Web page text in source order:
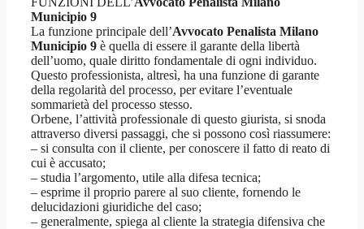
Municipio 9
La funzione principale dell’Avvocato Penalista Milano
Municipio 9 è quella di essere il garante della libertà
dell’uomo, quale diritto fondamentale di ogni individuo.
Questo professionista, altresì, ha una funzione di garante
della regolarità del processo, per evitare l’eventuale
sommarietà del processo stesso.
Orbene, l’attività professionale di questo giurista, si snoda
attraverso diversi passaggi, che si possono così riassumere:
– si consulta con il cliente, per conoscere il fatto di reato di
cui è accusato;
– studia l’argomento, utile alla difesa tecnica;
– esprime il proprio parere al suo cliente, fornendo le
delucidazioni giuridiche del caso;
– generalmente, spiega al cliente la strategia difensiva che